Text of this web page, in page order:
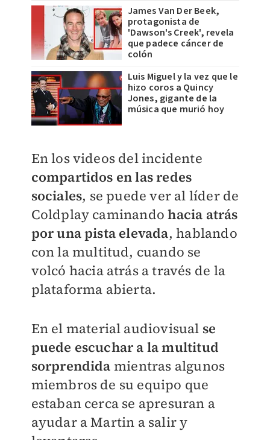
James Van Der Beek,
protagonista de
'Dawson's Creek', revela
que padece cáncer de
colón
Luis Miguel y la vez que le
hizo coros a Quincy
Jones, gigante de la
música que murió hoy
En los videos del incidente
compartidos en las redes
sociales, se puede ver al líder de
Coldplay caminandohacia atrás
por una pista elevada, hablando
con la multitud, cuando se
volcó hacia atrás a través de la
plataforma abierta.
En el material audiovisual se
puede escuchar a la multitud
sorprendida mientras algunos
miembros de su equipo que
estaban cerca se apresuran a
ayudar a Martin a salir y